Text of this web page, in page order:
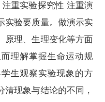
重实验探究性 注重演
实验要质量。做演示实
原理、生理变化等方面
理解掌握生命运动规
生观察实验现象的方
现象与结论的不同，